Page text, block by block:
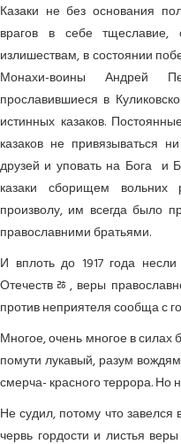
Казаки не без основания
врагов в себе
излишествам, в состоянии
Монахи-воины Андрей
прославившиеся в
истинных казаков.
казаков не привязываться
друзей и уповать на Бога и
казаки сборищем вольних
произволу, им всегда было
православними братьями.
И вплоть до 1917 года
Отечествﾰ, веры
против неприятеля сообща с
Многое, очень многое в силах
помути лукавый, разум
смерча- красного террора. Но
Не судил, потому что
червь гордости и листья